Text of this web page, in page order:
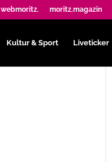
webmoritz. moritz.magazin
Kultur & Sport Liveticker